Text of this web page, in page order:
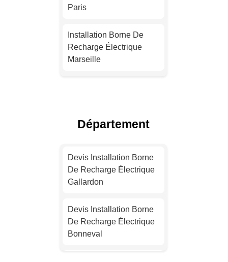
Paris
Installation Borne De
Recharge Électrique
Marseille
Toulouse
Nice
Département
Devis Installation Borne
De Recharge Électrique
Gallardon
Devis Installation Borne
De Recharge Électrique
Bonneval